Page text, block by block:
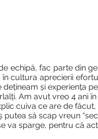
echipă, fac parte din
cultura aprecierii
și experiența
Am avut vreo 4 ani
cuiva ce are de
să scap vreun
va sparge, pentru că